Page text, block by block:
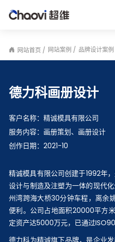
网站首页 网站案例 品牌设计案例
德力科画册设计
客户名称： 精诚模具有限公司
服务内容： 画册策划、画册设计
创作日期： 2021-10
精诚模具有限公司创建于1992年
设计与制造及注塑为一体的现代
州湾跨海大桥30分钟车程，离余
便利。公司占地面积20000平方
定资产达5000万元，已通过
德力科为精诚旗下品牌，是企业